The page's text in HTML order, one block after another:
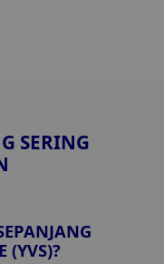
SERING
(YVS)?